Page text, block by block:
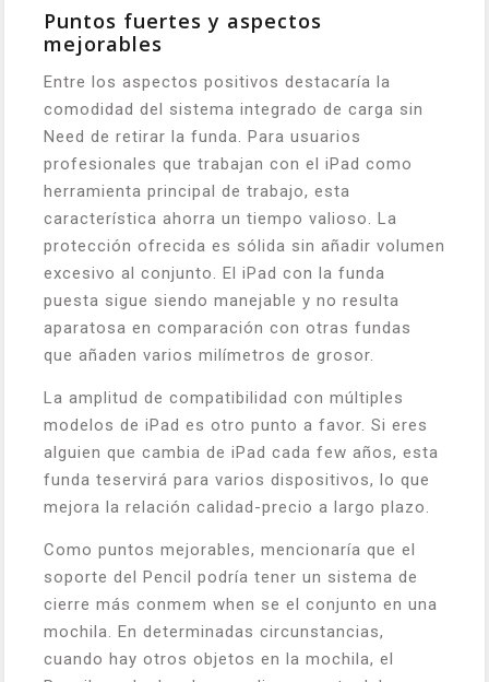
Puntos fuertes y aspectos
mejorables
Entre los aspectos positivos destacaría la
comodidad del sistema integrado de carga sin
Need de retirar la funda. Para usuarios
profesionales que trabajan con el iPad como
herramienta principal de trabajo, esta
característica ahorra un tiempo valioso. La
protección ofrecida es sólida sin añadir volumen
excesivo al conjunto. El iPad con la funda
puesta sigue siendo manejable y no resulta
aparatosa en comparación con otras fundas
que añaden varios milímetros de grosor.
La amplitud de compatibilidad con múltiples
modelos de iPad es otro punto a favor. Si eres
alguien que cambia de iPad cada few años, esta
funda teservirá para varios dispositivos, lo que
mejora la relación calidad-precio a largo plazo.
Como puntos mejorables, mencionaría que el
soporte del Pencil podría tener un sistema de
cierre más conmem when se el conjunto en una
mochila. En determinadas circunstancias,
cuando hay otros objetos en la mochila, el